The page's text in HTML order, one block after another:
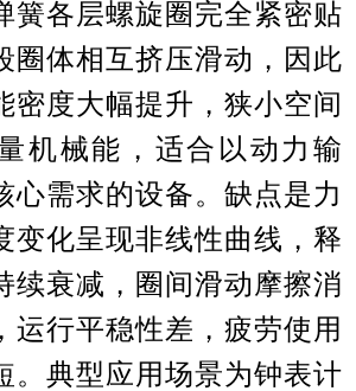
簧各层螺旋圈完全紧密贴
圈体相互挤压滑动，因此
密度大幅提升，狭小空间
机械能，适合以动力输
心需求的设备。缺点是力
变化呈现非线性曲线，释
续衰减，圈间滑动摩擦消
运行平稳性差，疲劳使用
。典型应用场景为钟表计